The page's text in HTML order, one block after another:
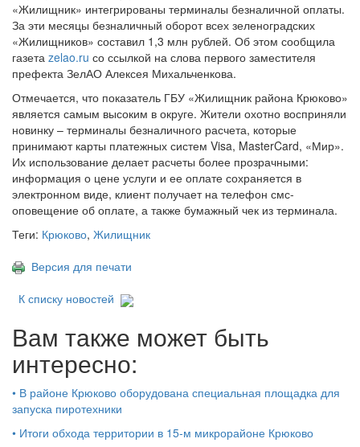
«Жилищник» интегрированы терминалы безналичной оплаты.
За эти месяцы безналичный оборот всех зеленоградских
«Жилищников» составил 1,3 млн рублей. Об этом сообщила
газета zelao.ru со ссылкой на слова первого заместителя
префекта ЗелАО Алексея Михальченкова.
Отмечается, что показатель ГБУ «Жилищник района Крюково»
является самым высоким в округе. Жители охотно восприняли
новинку – терминалы безналичного расчета, которые
принимают карты платежных систем Visa, MasterCard, «Мир».
Их использование делает расчеты более прозрачными:
информация о цене услуги и ее оплате сохраняется в
электронном виде, клиент получает на телефон смс-
оповещение об оплате, а также бумажный чек из терминала.
Теги: Крюково, Жилищник
Версия для печати
К списку новостей
Вам также может быть
интересно:
• В районе Крюково оборудована специальная площадка для
запуска пиротехники
• Итоги обхода территории в 15‑м микрорайоне Крюково